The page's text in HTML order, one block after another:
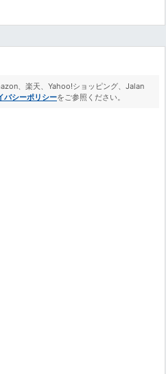
、楽天、Yahoo!ショッピング、Jalan
バシーポリシーをご参照ください。